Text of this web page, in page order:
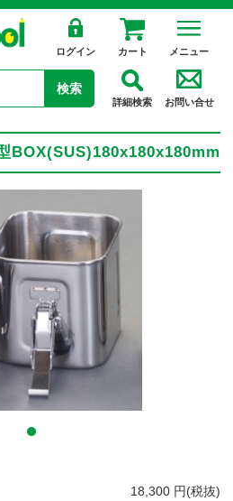
ログイン カート メニュー
検索
詳細検索 お問い合せ
BOX(SUS)180x180x180mm
18,300 円(税抜)